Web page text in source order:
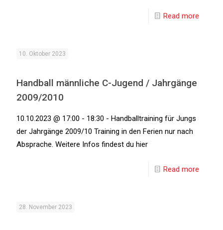
Read more
10. Oktober 2023
Handball männliche C-Jugend / Jahrgänge
2009/2010
10.10.2023 @ 17:00 - 18:30 - Handballtraining für Jungs
der Jahrgänge 2009/10 Training in den Ferien nur nach
Absprache. Weitere Infos findest du hier
Read more
28. November 2023